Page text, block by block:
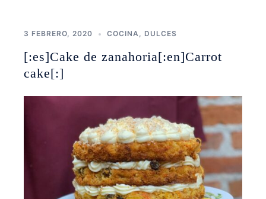
3 FEBRERO, 2020 COCINA, DULCES
[:es]Cake de zanahoria[:en]Carrot
cake[:]